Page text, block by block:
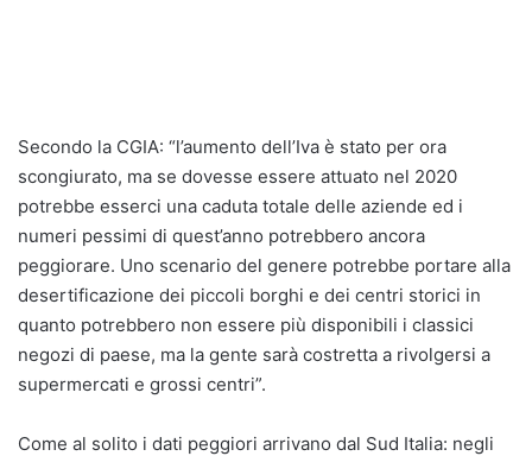
Secondo la CGIA: “l’aumento dell’Iva è stato per ora
scongiurato, ma se dovesse essere attuato nel 2020
potrebbe esserci una caduta totale delle aziende ed i
numeri pessimi di quest’anno potrebbero ancora
peggiorare. Uno scenario del genere potrebbe portare alla
desertificazione dei piccoli borghi e dei centri storici in
quanto potrebbero non essere più disponibili i classici
negozi di paese, ma la gente sarà costretta a rivolgersi a
supermercati e grossi centri”.
Come al solito i dati peggiori arrivano dal Sud Italia: negli